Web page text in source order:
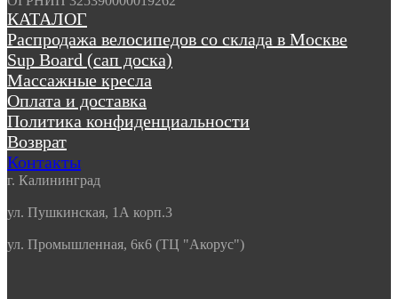
КАТАЛОГ
Распродажа велосипедов со склада в Москве
Sup Board (сап доска)
Массажные кресла
Оплата и доставка
Политика конфиденциальности
Возврат
Контакты
г. Калининград
ул. Пушкинская, 1А корп.3
ул. Промышленная, 6к6 (ТЦ "Акорус")